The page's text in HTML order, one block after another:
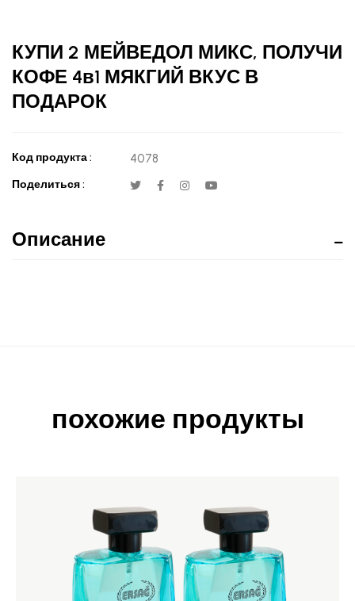
КУПИ 2 МЕЙВЕДОЛ МИКС, ПОЛУЧИ
КОФЕ 4в1 МЯКГИЙ ВКУС В
ПОДАРОК
Код продукта : 4078
Поделиться :
Описание
похожие продукты